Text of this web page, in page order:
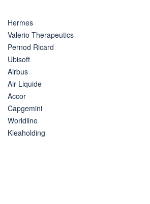
Hermes
Valerio Therapeutics
Pernod Ricard
Ubisoft
Airbus
Air Liquide
Accor
Capgemini
Worldline
Kleaholding